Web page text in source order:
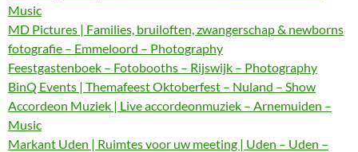
Music
MD Pictures | Families, bruiloften, zwangerschap & newborns
fotografie – Emmeloord – Photography
Feestgastenboek – Fotobooths – Rijswijk – Photography
BinQ Events | Themafeest Oktoberfest – Nuland – Show
Accordeon Muziek | Live accordeonmuziek – Arnemuiden –
Music
Markant Uden | Ruimtes voor uw meeting | Uden – Uden –